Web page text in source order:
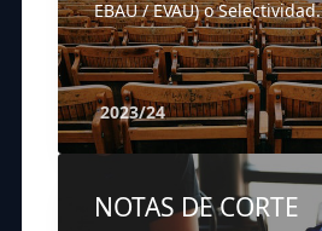
EBAU / EVAU) o Selectividad.
2023/24
NOTAS DE CORTE